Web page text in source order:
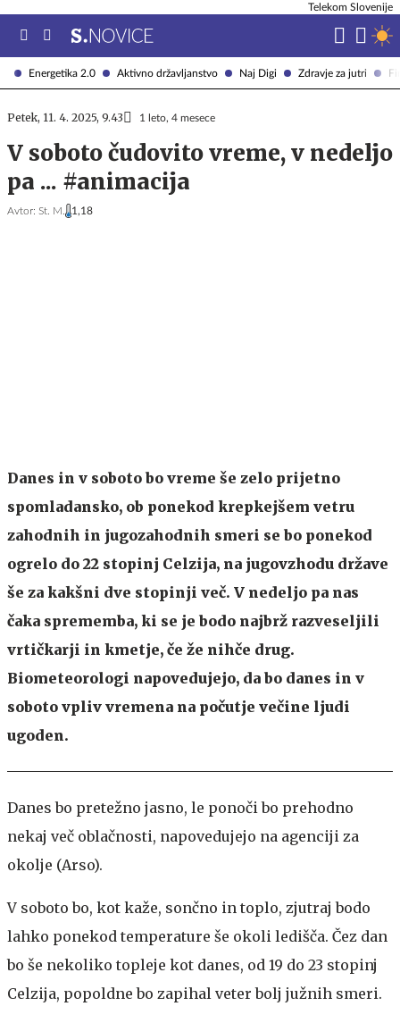
Energetika 2.0 Aktivno državljanstvo Naj Digi Zdravje za jutri
Telekom Slovenije
Petek, 11. 4. 2025, 9.43 1 leto, 4 mesece
V soboto čudovito vreme, v nedeljo
pa ... #animacija
Avtor: St. M. 1,18
Danes in v soboto bo vreme še zelo prijetno
spomladansko, ob ponekod krepkejšem vetru
zahodnih in jugozahodnih smeri se bo ponekod
ogrelo do 22 stopinj Celzija, na jugovzhodu države
še za kakšni dve stopinji več. V nedeljo pa nas
čaka sprememba, ki se je bodo najbrž razveseljili
vrtičkarji in kmetje, če že nihče drug.
Biometeorologi napovedujejo, da bo danes in v
soboto vpliv vremena na počutje večine ljudi
ugoden.
Danes bo pretežno jasno, le ponoči bo prehodno
nekaj več oblačnosti, napovedujejo na agenciji za
okolje (Arso).
V soboto bo, kot kaže, sončno in toplo, zjutraj bodo
lahko ponekod temperature še okoli ledišča. Čez dan
bo še nekoliko topleje kot danes, od 19 do 23 stopinj
Celzija, popoldne bo zapihal veter bolj južnih smeri.